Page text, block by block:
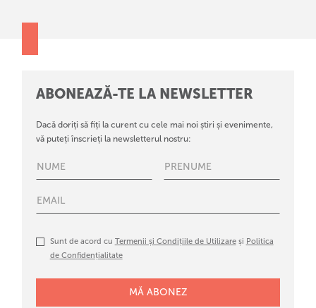
ABONEAZĂ-TE LA NEWSLETTER
Dacă doriți să fiți la curent cu cele mai noi știri și evenimente,
vă puteți înscrieți la newsletterul nostru:
Sunt de acord cu Termenii și Condițiile de Utilizareși Politica
de Confidențialitate